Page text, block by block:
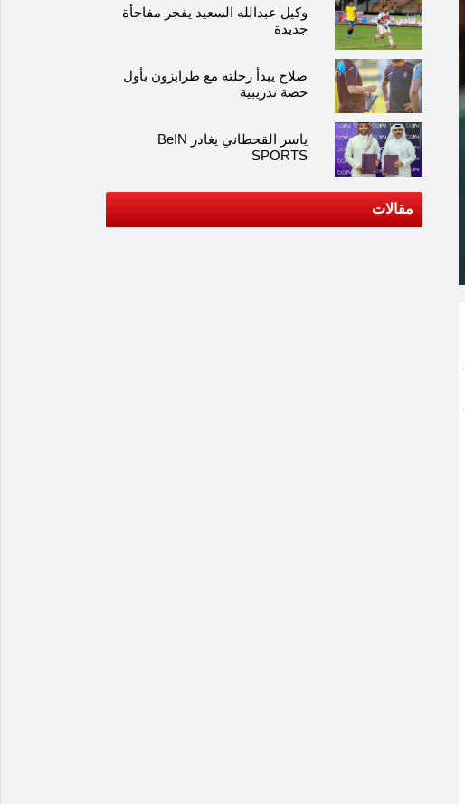
وكيل عبدالله السعيد يفجر مفاجأة
جديدة
صلاح يبدأ رحلته مع طرابزون بأول
حصة تدريبية
ياسر القحطاني يغادر BeIN
SPORTS
مقالات